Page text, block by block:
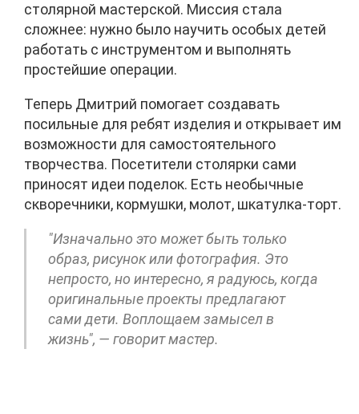
столярной мастерской. Миссия стала
сложнее: нужно было научить особых детей
работать с инструментом и выполнять
простейшие операции.
Теперь Дмитрий помогает создавать
посильные для ребят изделия и открывает им
возможности для самостоятельного
творчества. Посетители столярки сами
приносят идеи поделок. Есть необычные
скворечники, кормушки, молот, шкатулка-торт.
"Изначально это может быть только
образ, рисунок или фотография. Это
непросто, но интересно, я радуюсь, когда
оригинальные проекты предлагают
сами дети. Воплощаем замысел в
жизнь", — говорит мастер.